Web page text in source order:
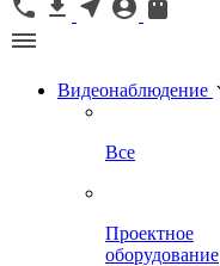
Видеонаблюдение
Все
Проектное
оборудование